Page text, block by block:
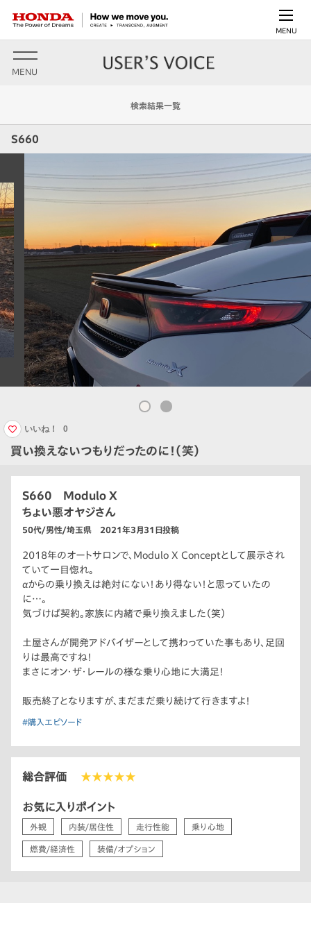
MENU
MENU
検索結果一覧
S660
買い換えないつもりだったのに！（笑）
いいね！ 0
S660 Modulo X
ちょい悪オヤジさん
50代/男性/埼玉県 2021年3月31日投稿
2018年のオートサロンで、Modulo X Conceptとして展示され
ていて一目惚れ。
αからの乗り換えは絶対にない！あり得ない！と思っていたの
に…。
気づけば契約。家族に内緒で乗り換えました（笑）
土屋さんが開発アドバイザーとして携わっていた事もあり、足回
りは最高ですね！
まさにオン・ザ・レールの様な乗り心地に大満足！
販売終了となりますが、まだまだ乗り続けて行きますよ！
#購入エピソード
総合評価 ★★★★★
お気に入りポイント
外観 内装/居住性 走行性能 乗り心地
燃費/経済性 装備/オプション